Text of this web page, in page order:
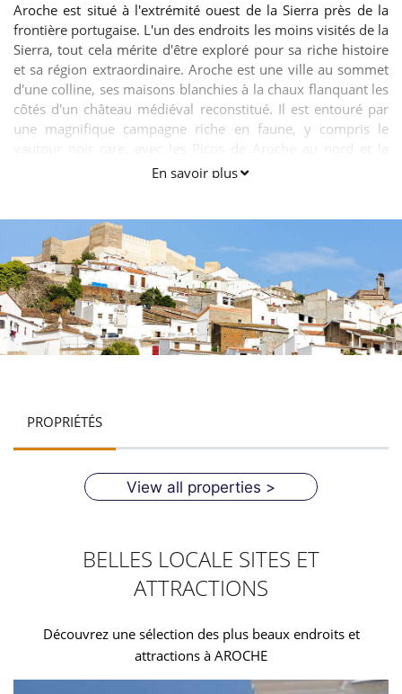
Aroche est situé à l'extrémité ouest de la Sierra près de la
frontière portugaise. L'un des endroits les moins visités de la
Sierra, tout cela mérite d'être exploré pour sa riche histoire
et sa région extraordinaire. Aroche est une ville au sommet
d'une colline, ses maisons blanchies à la chaux flanquant les
côtés d'un château médiéval reconstitué. Il est entouré par
une magnifique campagne riche en faune, y compris le
vautour noir rare, avec les Picos de Aroche au nord et la
Sierra Pelada y Rivera Aserrador au sud.
En savoir plus
PROPRIÉTÉS
View all properties >
BELLES LOCALE SITES ET
ATTRACTIONS
Découvrez une sélection des plus beaux endroits et
attractions à AROCHE